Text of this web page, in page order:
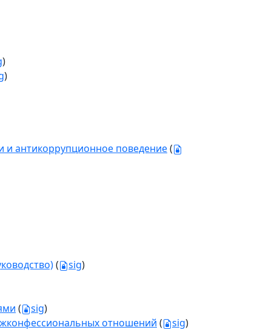
)
)
антикоррупционное поведение(
( sig)
( sig)
отношений ( sig)